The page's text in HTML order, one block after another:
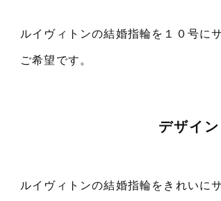
ルイヴィトンの結婚指輪を１０号に
ご希望です。
デザイ
ルイヴィトンの結婚指輪をきれいに